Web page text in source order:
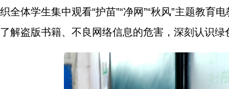
织全体学生集中观看“护苗”“净网”“秋风”主题教
了解盗版书籍、不良网络信息的危害，深刻认识